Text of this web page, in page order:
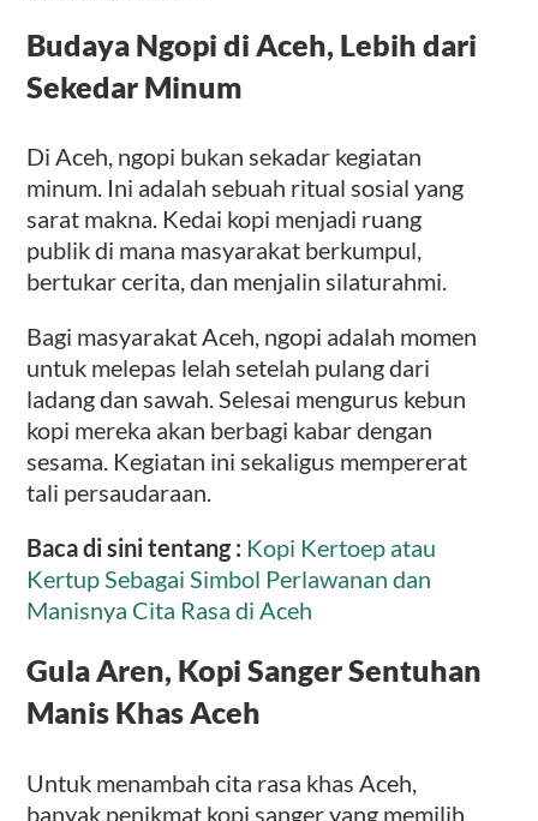
Budaya Ngopi di Aceh, Lebih dari
Sekedar Minum
Di Aceh, ngopi bukan sekadar kegiatan
minum. Ini adalah sebuah ritual sosial yang
sarat makna. Kedai kopi menjadi ruang
publik di mana masyarakat berkumpul,
bertukar cerita, dan menjalin silaturahmi.
Bagi masyarakat Aceh, ngopi adalah momen
untuk melepas lelah setelah pulang dari
ladang dan sawah. Selesai mengurus kebun
kopi mereka akan berbagi kabar dengan
sesama. Kegiatan ini sekaligus mempererat
tali persaudaraan.
Baca di sini tentang : Kopi Kertoep atau
Kertup Sebagai Simbol Perlawanan dan
Manisnya Cita Rasa di Aceh
Gula Aren, Kopi Sanger Sentuhan
Manis Khas Aceh
Untuk menambah cita rasa khas Aceh,
banyak penikmat kopi sanger yang memilih